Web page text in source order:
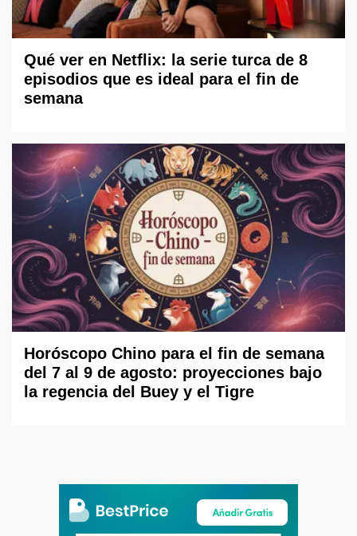
Qué ver en Netflix: la serie turca de 8
episodios que es ideal para el fin de
semana
Horóscopo Chino para el fin de semana
del 7 al 9 de agosto: proyecciones bajo
la regencia del Buey y el Tigre